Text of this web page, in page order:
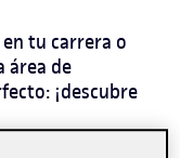
tu carrera o
área de
¡descubre